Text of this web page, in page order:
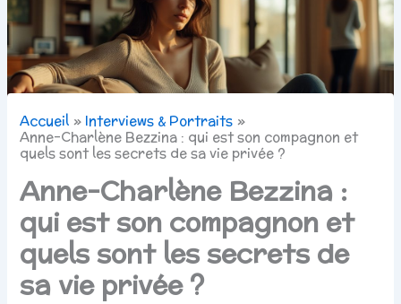
Accueil
Interviews & Portraits
Anne-Charlène Bezzina : qui est son compagnon et
quels sont les secrets de sa vie privée ?
Anne-Charlène Bezzina :
qui est son compagnon et
quels sont les secrets de
sa vie privée ?